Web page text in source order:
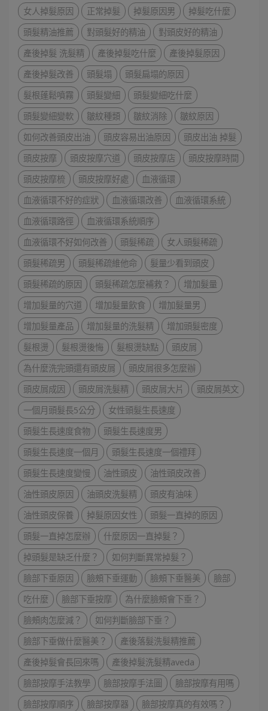
女人掉髮原因 正常掉髮 掉髮原因男
掉髮吃什麼
頭髮精油推薦
對頭髮好的精油
對頭皮好的精油
產後掉髮 洗髮精
產後掉髮吃什麼
產後掉髮原因
產後掉髮改善
頭髮塌
頭髮扁塌的原因
髮根蓬鬆噴霧
頭髮變細
頭髮變細吃什麼
頭髮變細變軟
皺紋種類 皺紋消除
皺紋原因
如何改善頭皮出油
頭皮容易出油原因
頭皮出油 掉髮
頭皮按摩
頭皮按摩穴道 頭皮按摩店
頭皮按摩時間
頭皮按摩梳
頭皮按摩好處
血液循環
血液循環不好的症狀
血液循環改善
血液循環系統
血液循環路徑
血液循環系統順序
血液循環不好如何改善
頭髮稀疏
女人頭髮稀疏
頭髮稀疏男
頭髮稀疏維他命
髮量少看到頭皮
頭髮稀疏的原因
頭髮稀疏怎麼補救？
增加髮量
增加髮量的穴道
增加髮量飲食
增加髮量男
增加髮量產品
增加髮量的洗髮精
增加頭髮密度
髮根燙
髮根燙後悔 髮根燙缺點
頭皮屑
為什麼洗完頭還有頭皮屑
頭皮屑很多怎麼辦
頭皮屑成因
頭皮屑洗髮精 頭皮屑大片
頭皮屑英文
一個月頭髮長5公分
女性頭髮生長速度
頭髮生長速度食物
頭髮生長速度男
頭髮生長速度一個月
頭髮生長速度一個禮拜
頭髮生長速度變慢
油性頭皮
油性頭皮改善
油性頭皮原因
油頭皮洗髮精
頭皮有油味
油性頭皮保養
掉髮原因女性
頭髮一直掉的原因
頭髮一直掉怎麼辦
什麼原因一直掉髮？
掉頭髮是缺乏什麼？
如何判斷異常掉髮？
臉部下垂原因
臉頰下垂運動 臉頰下垂醫美
臉部
吃什麼
臉部下垂按摩
為什麼臉頰會下垂？
臉頰肉怎麼減？
如何判斷臉部下垂？
臉部下垂做什麼醫美？
產後落髮洗髮精推薦
產後掉髮會長回來嗎
產後掉髮洗髮精aveda
臉部按摩手法教學
臉部按摩手法圖
臉部按摩有用嗎
臉部按摩順序
臉部按摩器
臉部按摩真的有效嗎？